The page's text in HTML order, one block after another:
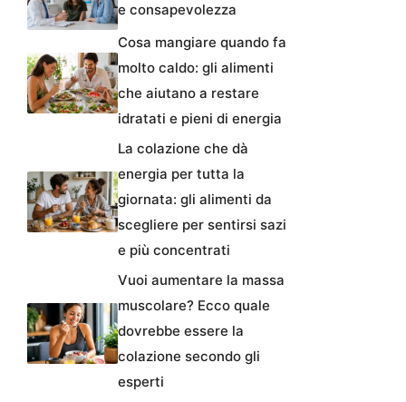
e consapevolezza
Cosa mangiare quando fa
molto caldo: gli alimenti
che aiutano a restare
idratati e pieni di energia
La colazione che dà
energia per tutta la
giornata: gli alimenti da
scegliere per sentirsi sazi
e più concentrati
Vuoi aumentare la massa
muscolare? Ecco quale
dovrebbe essere la
colazione secondo gli
esperti